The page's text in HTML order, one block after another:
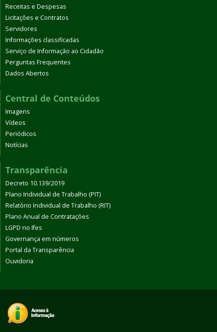
Receitas e Despesas
Licitações e Contratos
Servidores
Informações classificadas
Serviço de Informação ao Cidadão
Perguntas Frequentes
Dados Abertos
Central de Conteúdos
Imagens
Vídeos
Periódicos
Notícias
Transparência
Decreto 10.139/2019
Plano Individual de Trabalho (PIT)
Relatório Individual de Trabalho (RIT)
Plano Anual de Contratações
LGPD no Ifes
Governança em números
Portal da Transparência
Ouvidoria